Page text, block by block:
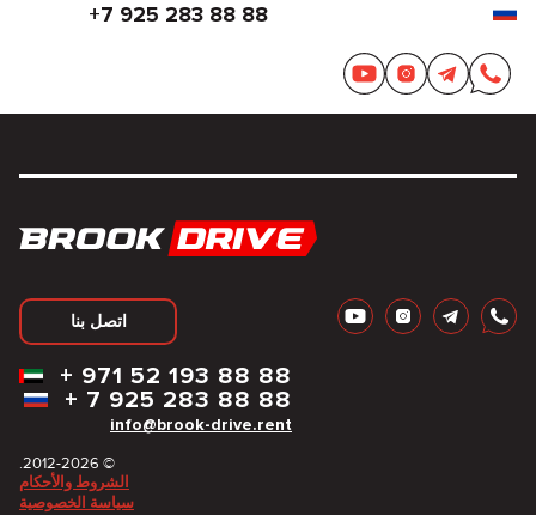
+7 925 283 88 88
اتصل بنا
info@brook-drive.rent
+ 7 925 283 88 88
+ 971 52 193 88 88
© 2012-2026.
الشروط والأحكام
سياسة الخصوصية